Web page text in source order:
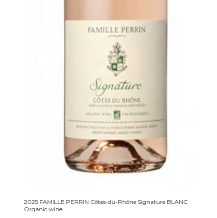
2025 FAMILLE PERRIN Côtes-du-Rhône Signature BLANC
Organic wine